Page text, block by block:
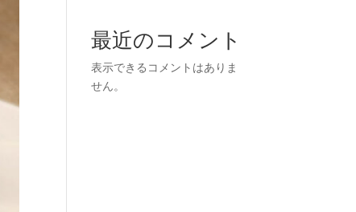
最近のコメント
表示できるコメントはありま
せん。